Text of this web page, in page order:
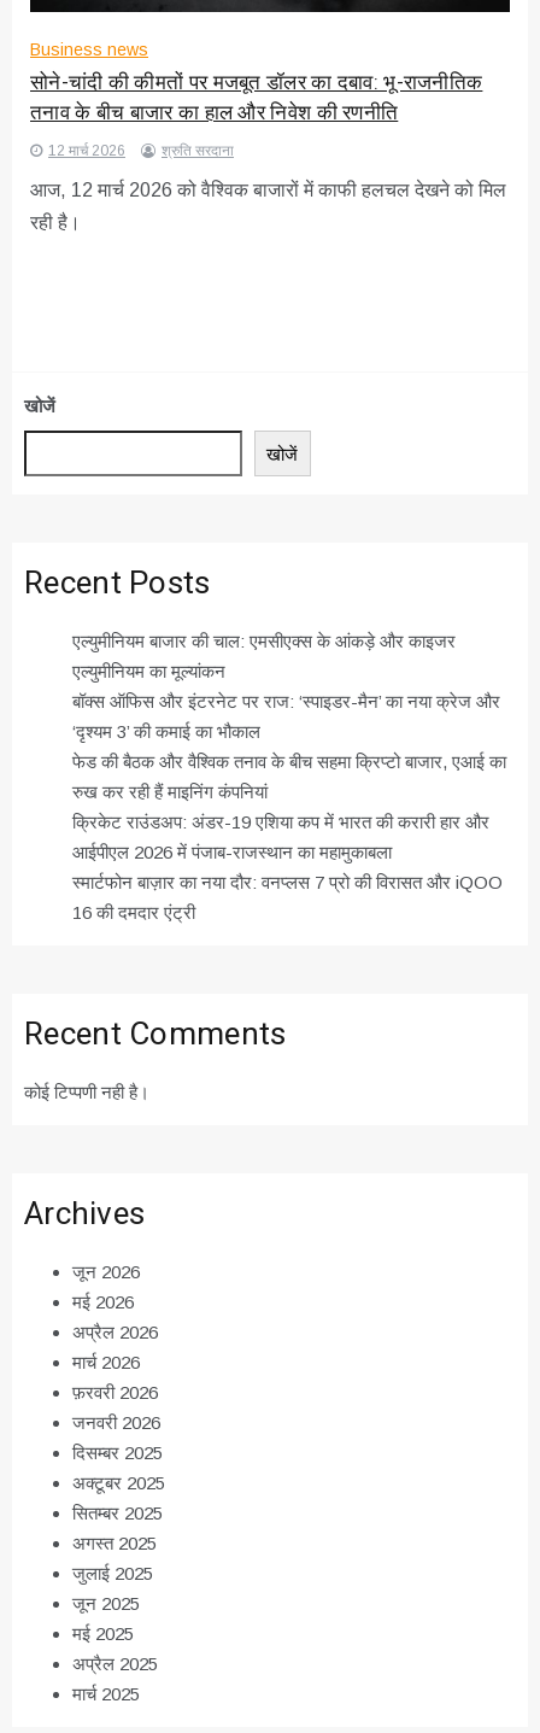
Business news
सोने-चांदी की कीमतों पर मजबूत डॉलर का दबाव: भू-राजनीतिक
तनाव के बीच बाजार का हाल और निवेश की रणनीति
12 मार्च 2026 श्रुति सरदाना
आज, 12 मार्च 2026 को वैश्विक बाजारों में काफी हलचल देखने को मिल
रही है।
खोजें
खोजें
Recent Posts
एल्युमीनियम बाजार की चाल: एमसीएक्स के आंकड़े और काइजर
एल्युमीनियम का मूल्यांकन
बॉक्स ऑफिस और इंटरनेट पर राज: ‘स्पाइडर-मैन’ का नया क्रेज और
‘दृश्यम 3’ की कमाई का भौकाल
फेड की बैठक और वैश्विक तनाव के बीच सहमा क्रिप्टो बाजार, एआई का
रुख कर रही हैं माइनिंग कंपनियां
क्रिकेट राउंडअप: अंडर-19 एशिया कप में भारत की करारी हार और
आईपीएल 2026 में पंजाब-राजस्थान का महामुकाबला
स्मार्टफोन बाज़ार का नया दौर: वनप्लस 7 प्रो की विरासत और iQOO
16 की दमदार एंट्री
Recent Comments
कोई टिप्पणी नही है।
Archives
जून 2026
मई 2026
अप्रैल 2026
मार्च 2026
फ़रवरी 2026
जनवरी 2026
दिसम्बर 2025
अक्टूबर 2025
सितम्बर 2025
अगस्त 2025
जुलाई 2025
जून 2025
मई 2025
अप्रैल 2025
मार्च 2025